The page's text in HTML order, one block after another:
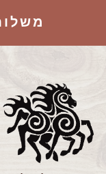
משלוח